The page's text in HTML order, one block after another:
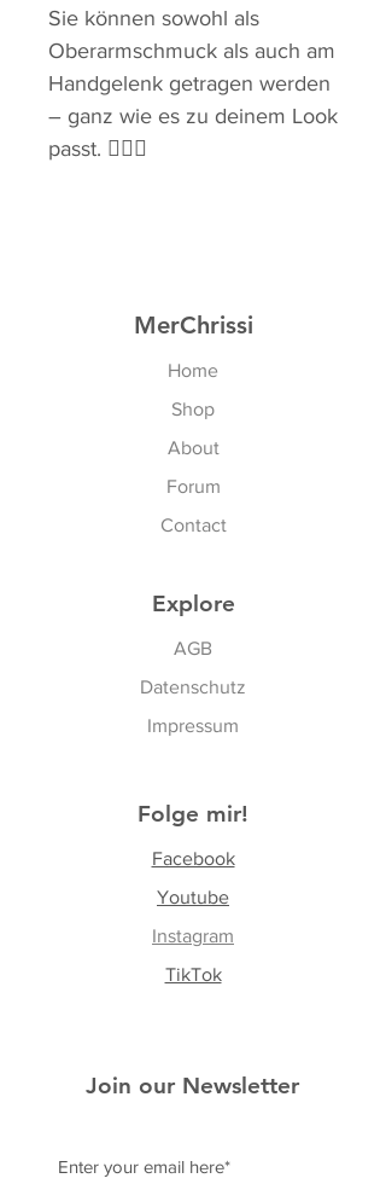
Sie können sowohl als
Oberarmschmuck als auch am
Handgelenk getragen werden
– ganz wie es zu deinem Look
passt. 🧜‍♀️✨
MerChrissi
Home
Shop
About
Forum
Contact
Explore
AGB
Datenschutz
Impressum
Folge mir!
Facebook
Youtube
Instagram
TikTok
Join our Newsletter